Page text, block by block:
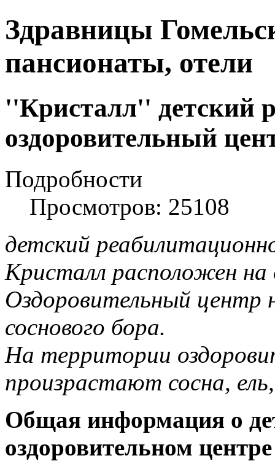
Здравницы
пансионаты, отели
''Кристалл'' детский
оздоровительный
Подробности
Просмотров: 25108
детский
Кристалл расположен на
Оздоровительный центр
соснового бора.
На территории
произрастают сосна,
Общая информация о
оздоровительном